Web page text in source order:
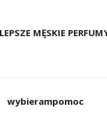
MĘSKIE
wybierampomoc